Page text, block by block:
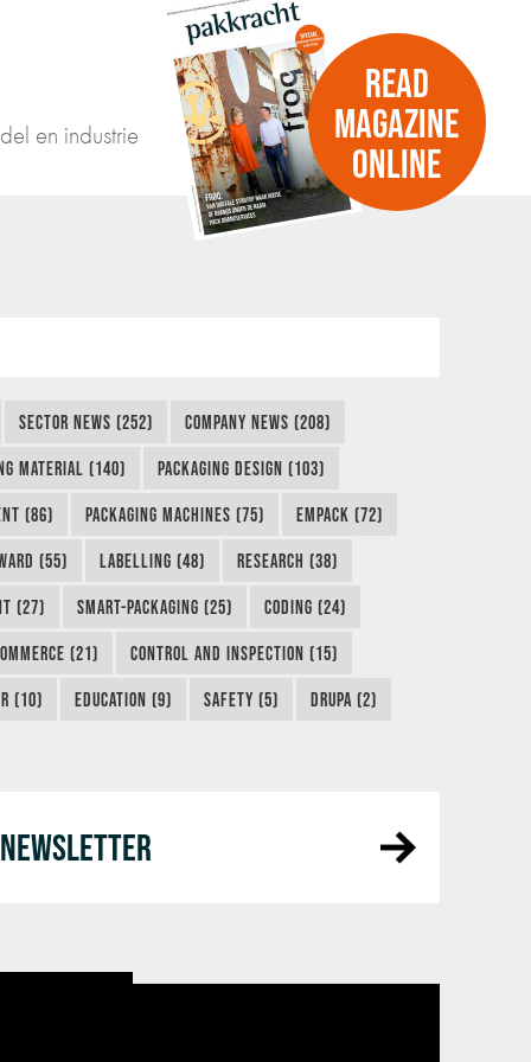
en industrie
READ
MAGAZINE
ONLINE
SECTOR NEWS (252) COMPANY NEWS (208)
MATERIAL (140) PACKAGING DESIGN (103)
(86) PACKAGING MACHINES (75) EMPACK (72)
(55) LABELLING (48) RESEARCH (38)
(27) SMART-PACKAGING (25) CODING (24)
(21) CONTROL AND INSPECTION (15)
(10) EDUCATION (9) SAFETY (5) DRUPA (2)